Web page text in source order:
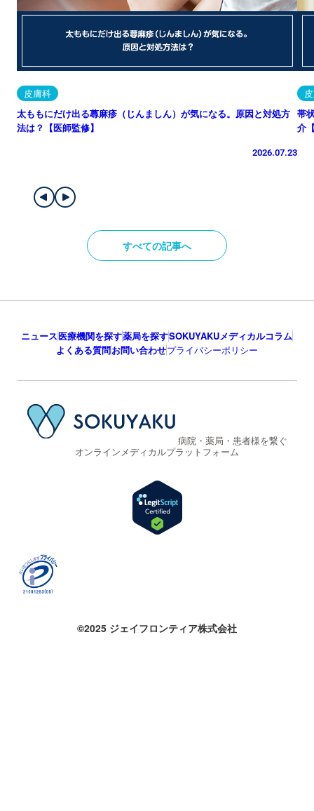
皮膚科
太ももにだけ出る蕁麻疹（じんましん）が気になる。原因と対処方
法は？【医師監修】
2026.07.23
帯
介
すべての記事へ
ニュース医療機関を探す薬局を探すSOKUYAKUメディカルコラム
よくある質問お問い合わせプライバシーポリシー
病院・薬局・患者様を繋ぐ
オンラインメディカルプラットフォーム
©2025 ジェイフロンティア株式会社